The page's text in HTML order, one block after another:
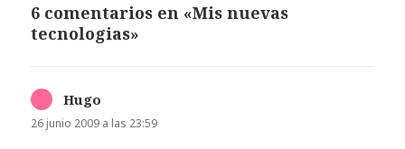
6 comentarios en «Mis nuevas
tecnologias»
Hugo
26 junio 2009 a las 23:59